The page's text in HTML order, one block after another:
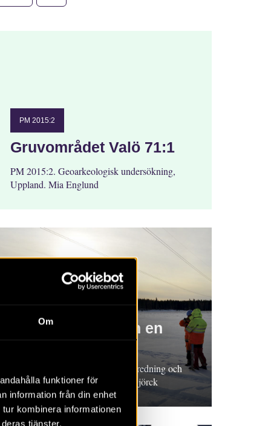
Om
funktioner för
information från din enhet
kombinera informationen
tjänster.
PM 2015:2
Gruvområdet Valö 71:1
PM 2015:2. Geoarkeologisk undersökning,
Uppland. Mia Englund
Ett träföremål från en
Rapport 2015:93. Arkeologisk utredning och
undersökning, Uppland. Niclas Björck